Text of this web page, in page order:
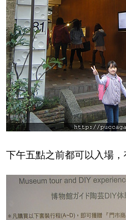
下午五點之前都可以入場